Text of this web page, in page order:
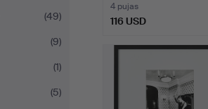
(49)
(9)
(1)
(5)
4 pujas
116 USD